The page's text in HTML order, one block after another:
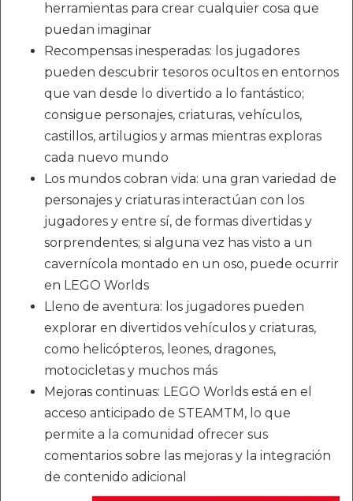
herramientas para crear cualquier cosa que
puedan imaginar
Recompensas inesperadas: los jugadores
pueden descubrir tesoros ocultos en entornos
que van desde lo divertido a lo fantástico;
consigue personajes, criaturas, vehículos,
castillos, artilugios y armas mientras exploras
cada nuevo mundo
Los mundos cobran vida: una gran variedad de
personajes y criaturas interactúan con los
jugadores y entre sí, de formas divertidas y
sorprendentes; si alguna vez has visto a un
cavernícola montado en un oso, puede ocurrir
en LEGO Worlds
Lleno de aventura: los jugadores pueden
explorar en divertidos vehículos y criaturas,
como helicópteros, leones, dragones,
motocicletas y muchos más
Mejoras continuas: LEGO Worlds está en el
acceso anticipado de STEAMTM, lo que
permite a la comunidad ofrecer sus
comentarios sobre las mejoras y la integración
de contenido adicional